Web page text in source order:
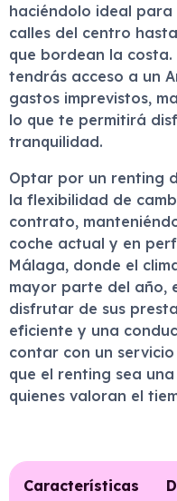
haciéndolo ideal
calles del centro
que bordean la costa.
tendrás acceso a un
gastos imprevistos,
lo que te permitirá
tranquilidad.
Optar por un renting
la flexibilidad de
contrato,
coche actual y en
Málaga, donde el
mayor parte del año,
disfrutar de sus
eficiente y una
contar con un
que el renting sea
quienes valoran el
Características